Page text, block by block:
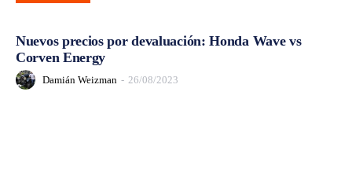
Nuevos precios por devaluación: Honda Wave vs
Corven Energy
Damián Weizman - 26/08/2023